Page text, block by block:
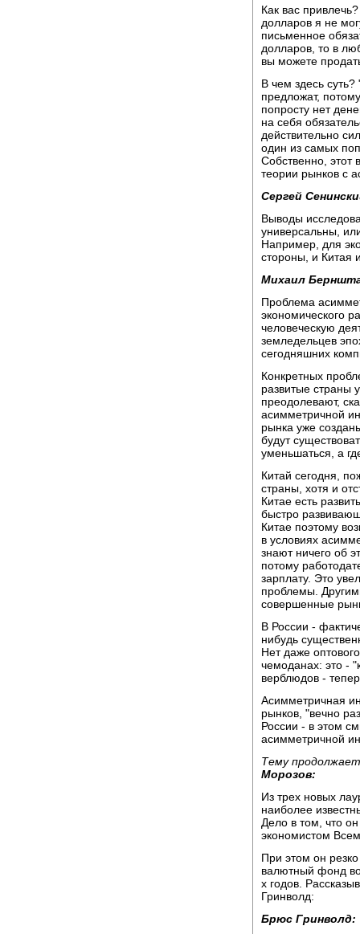
Как вас
долларов я не
письменное
долларов, то в
вы можете
В чем здесь
предложат,
попросту нет
на себя
действительно
один из самых
Собственно, этот
теории рынков с
Сергей
Выводы
универсальны,
Например, для
стороны, и Китая
Михаил
Проблема
экономического
человеческую
земледельцев
сегодняшних
Конкретных
развитые страны
преодолевают,
асимметричной
рынка уже
будут
уменьшаться, а
Китай сегодня,
страны, хотя и
Китае есть
быстро
Китае поэтому
в условиях
знают ничего об
потому
зарплату. Это
проблемы.
совершенные
В России -
нибудь
Нет даже
чемоданах: это -
верблюдов -
Асимметричная
рынков, "вечно
России - в этом
асимметричной
Тему
Морозов:
Из трех новых
наиболее
Дело в том, что
экономистом
При этом он
валютный фонд во
х годов.
Гринволд:
Брюс Гринволд: